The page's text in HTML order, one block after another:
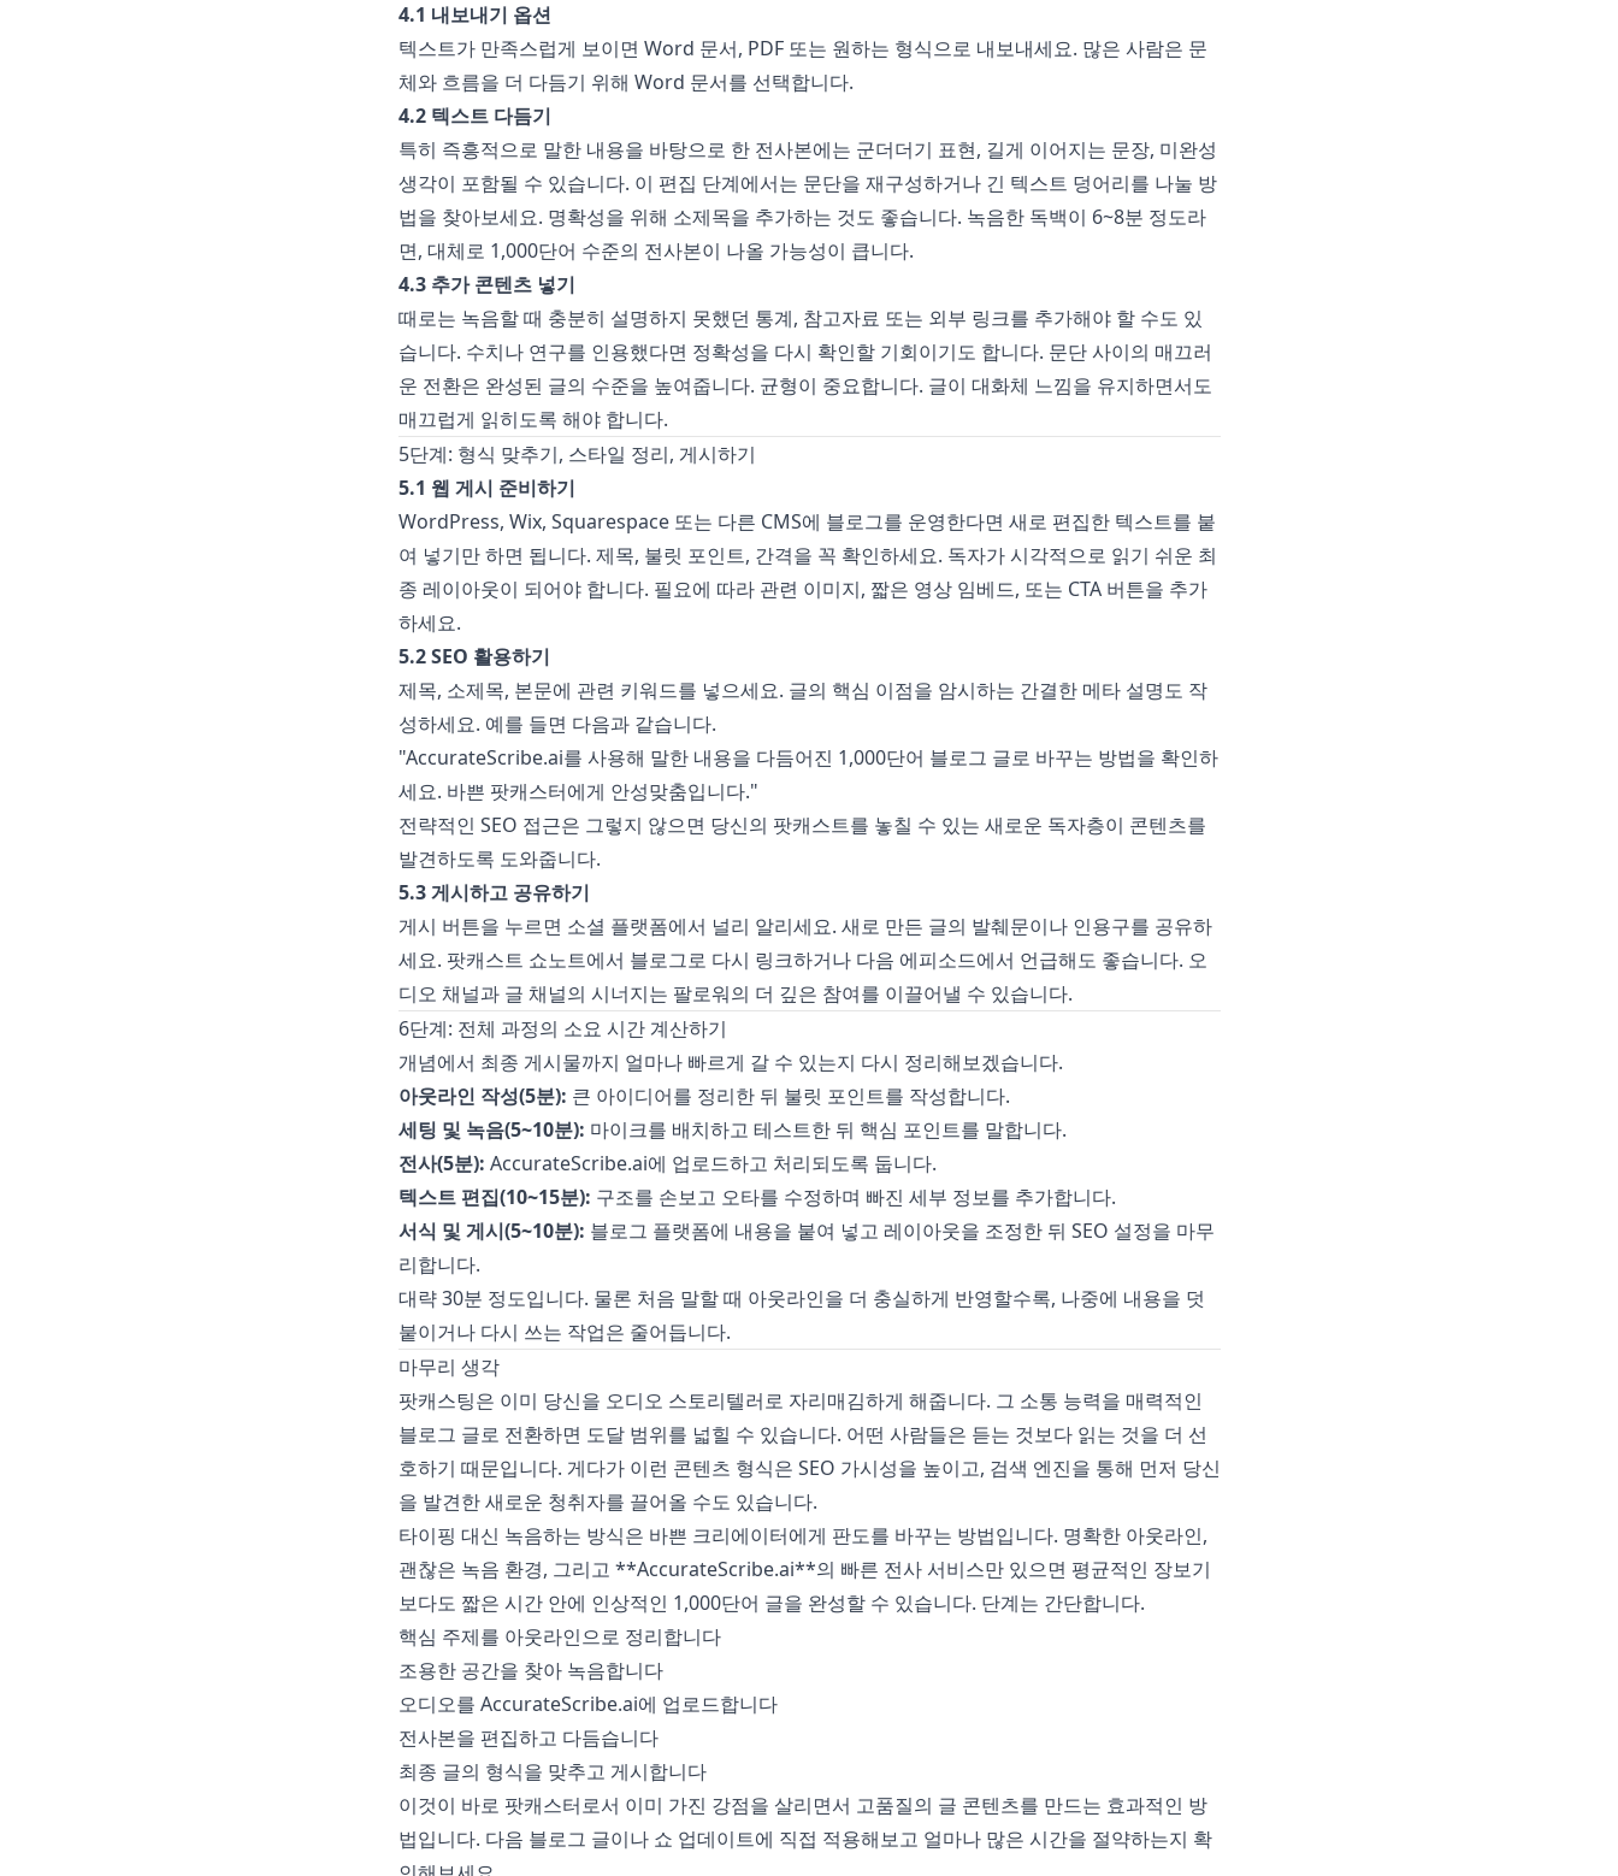
4.1 내보내기 옵션
텍스트가 만족스럽게 보이면 Word 문서, PDF 또는 원하는 형식으로 내보내세요. 많은 사람은 문
체와 흐름을 더 다듬기 위해 Word 문서를 선택합니다.
4.2 텍스트 다듬기
특히 즉흥적으로 말한 내용을 바탕으로 한 전사본에는 군더더기 표현, 길게 이어지는 문장, 미완성
생각이 포함될 수 있습니다. 이 편집 단계에서는 문단을 재구성하거나 긴 텍스트 덩어리를 나눌 방
법을 찾아보세요. 명확성을 위해 소제목을 추가하는 것도 좋습니다. 녹음한 독백이 6~8분 정도라
면, 대체로 1,000단어 수준의 전사본이 나올 가능성이 큽니다.
4.3 추가 콘텐츠 넣기
때로는 녹음할 때 충분히 설명하지 못했던 통계, 참고자료 또는 외부 링크를 추가해야 할 수도 있
습니다. 수치나 연구를 인용했다면 정확성을 다시 확인할 기회이기도 합니다. 문단 사이의 매끄러
운 전환은 완성된 글의 수준을 높여줍니다. 균형이 중요합니다. 글이 대화체 느낌을 유지하면서도
매끄럽게 읽히도록 해야 합니다.
5단계: 형식 맞추기, 스타일 정리, 게시하기
5.1 웹 게시 준비하기
WordPress, Wix, Squarespace 또는 다른 CMS에 블로그를 운영한다면 새로 편집한 텍스트를 붙
여 넣기만 하면 됩니다. 제목, 불릿 포인트, 간격을 꼭 확인하세요. 독자가 시각적으로 읽기 쉬운 최
종 레이아웃이 되어야 합니다. 필요에 따라 관련 이미지, 짧은 영상 임베드, 또는 CTA 버튼을 추가
하세요.
5.2 SEO 활용하기
제목, 소제목, 본문에 관련 키워드를 넣으세요. 글의 핵심 이점을 암시하는 간결한 메타 설명도 작
성하세요. 예를 들면 다음과 같습니다.
"AccurateScribe.ai를 사용해 말한 내용을 다듬어진 1,000단어 블로그 글로 바꾸는 방법을 확인하
세요. 바쁜 팟캐스터에게 안성맞춤입니다."
전략적인 SEO 접근은 그렇지 않으면 당신의 팟캐스트를 놓칠 수 있는 새로운 독자층이 콘텐츠를
발견하도록 도와줍니다.
5.3 게시하고 공유하기
게시 버튼을 누르면 소셜 플랫폼에서 널리 알리세요. 새로 만든 글의 발췌문이나 인용구를 공유하
세요. 팟캐스트 쇼노트에서 블로그로 다시 링크하거나 다음 에피소드에서 언급해도 좋습니다. 오
디오 채널과 글 채널의 시너지는 팔로워의 더 깊은 참여를 이끌어낼 수 있습니다.
6단계: 전체 과정의 소요 시간 계산하기
개념에서 최종 게시물까지 얼마나 빠르게 갈 수 있는지 다시 정리해보겠습니다.
아웃라인 작성(5분): 큰 아이디어를 정리한 뒤 불릿 포인트를 작성합니다.
세팅 및 녹음(5~10분): 마이크를 배치하고 테스트한 뒤 핵심 포인트를 말합니다.
전사(5분): AccurateScribe.ai에 업로드하고 처리되도록 둡니다.
텍스트 편집(10~15분): 구조를 손보고 오타를 수정하며 빠진 세부 정보를 추가합니다.
서식 및 게시(5~10분): 블로그 플랫폼에 내용을 붙여 넣고 레이아웃을 조정한 뒤 SEO 설정을 마무
리합니다.
대략 30분 정도입니다. 물론 처음 말할 때 아웃라인을 더 충실하게 반영할수록, 나중에 내용을 덧
붙이거나 다시 쓰는 작업은 줄어듭니다.
마무리 생각
팟캐스팅은 이미 당신을 오디오 스토리텔러로 자리매김하게 해줍니다. 그 소통 능력을 매력적인
블로그 글로 전환하면 도달 범위를 넓힐 수 있습니다. 어떤 사람들은 듣는 것보다 읽는 것을 더 선
호하기 때문입니다. 게다가 이런 콘텐츠 형식은 SEO 가시성을 높이고, 검색 엔진을 통해 먼저 당신
을 발견한 새로운 청취자를 끌어올 수도 있습니다.
타이핑 대신 녹음하는 방식은 바쁜 크리에이터에게 판도를 바꾸는 방법입니다. 명확한 아웃라인,
괜찮은 녹음 환경, 그리고 **AccurateScribe.ai**의 빠른 전사 서비스만 있으면 평균적인 장보기
보다도 짧은 시간 안에 인상적인 1,000단어 글을 완성할 수 있습니다. 단계는 간단합니다.
핵심 주제를 아웃라인으로 정리합니다
조용한 공간을 찾아 녹음합니다
오디오를 AccurateScribe.ai에 업로드합니다
전사본을 편집하고 다듬습니다
최종 글의 형식을 맞추고 게시합니다
이것이 바로 팟캐스터로서 이미 가진 강점을 살리면서 고품질의 글 콘텐츠를 만드는 효과적인 방
법입니다. 다음 블로그 글이나 쇼 업데이트에 직접 적용해보고 얼마나 많은 시간을 절약하는지 확